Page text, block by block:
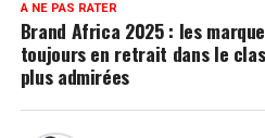
A NE PAS RATER
Brand Africa 2025 : les
toujours en retrait dans le
plus admirées